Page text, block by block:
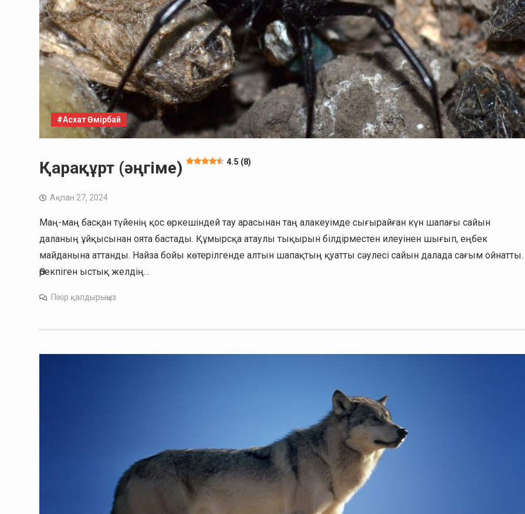
#Асхат Өмірбай
Қарақұрт (әңгіме) 4.5 (8)
Ақпан 27, 2024
Маң-маң басқан түйенің қос өркешіндей тау арасынан таң алакеуімде сығырайған күн шапағы сайын
даланың ұйқысынан оята бастады. Құмырсқа атаулы тықырын білдірместен илеуінен шығып, еңбек
майданына аттанды. Найза бойы көтерілгенде алтын шапақтың қуатты сәулесі сайын далада сағым ойнатты.
Өрекпіген ыстық желдің…
Пікір қалдырыңыз